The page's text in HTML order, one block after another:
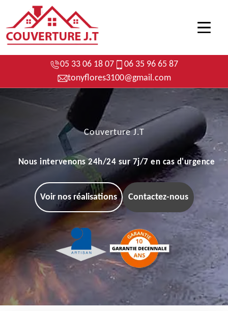
05 33 06 18 07
06 35 96 65 87
tonyflores3100@gmail.com
Couverture J.T
Nous intervenons 24h/24 sur 7j/7 en cas d'urgence
Voir nos réalisations Contactez-nous